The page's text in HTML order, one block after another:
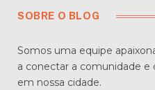
SOBRE O BLOG
Somos uma equipe
a conectar a comunidade
em nossa cidade.